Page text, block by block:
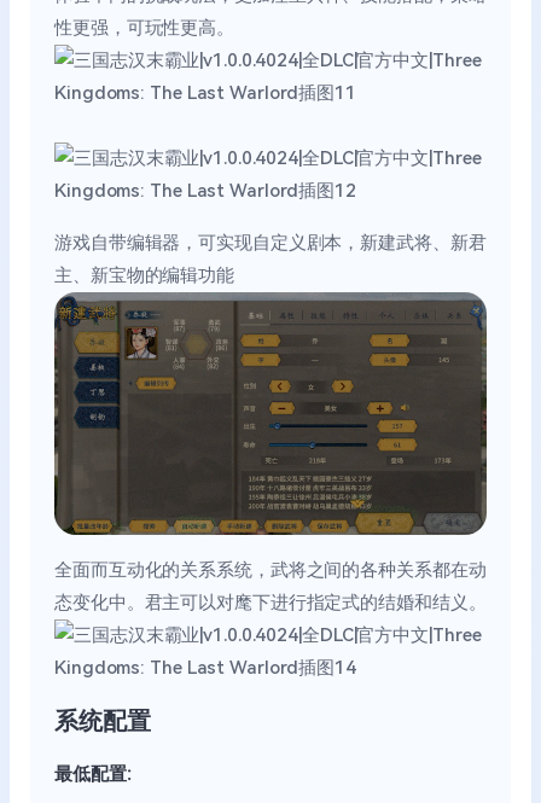
性更强，可玩性更高。
游戏自带编辑器，可实现自定义剧本，新建武将、新君
主、新宝物的编辑功能
全面而互动化的关系系统，武将之间的各种关系都在动
态变化中。君主可以对麾下进行指定式的结婚和结义。
系统配置
最低配置: